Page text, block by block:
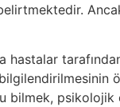
hastalar
bilmek,